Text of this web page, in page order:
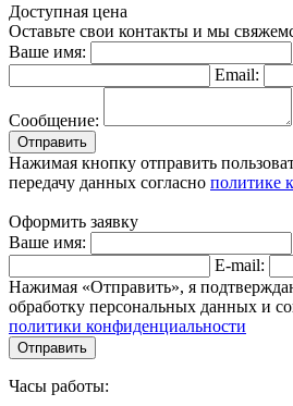
Доступная цена
Оставьте свои контакты и мы
Ваше имя:
Email:
Сообщение:
Отправить
Нажимая кнопку отправить
передачу данных согласно политике
Оформить заявку
Ваше имя:
E-mail:
Нажимая «Отправить», я
обработку персональных данных и
политики конфиденциальности
Отправить
Часы работы: